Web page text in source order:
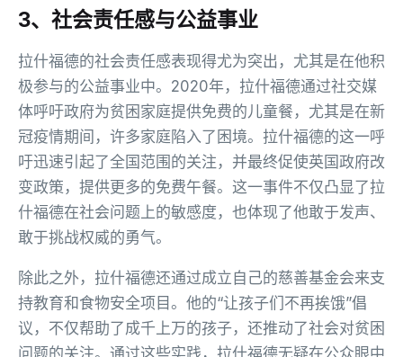
3、社会责任感与公益事业
拉什福德的社会责任感表现得尤为突出，尤其是在他积
极参与的公益事业中。2020年，拉什福德通过社交媒
体呼吁政府为贫困家庭提供免费的儿童餐，尤其是在新
冠疫情期间，许多家庭陷入了困境。拉什福德的这一呼
吁迅速引起了全国范围的关注，并最终促使英国政府改
变政策，提供更多的免费午餐。这一事件不仅凸显了拉
什福德在社会问题上的敏感度，也体现了他敢于发声、
敢于挑战权威的勇气。
除此之外，拉什福德还通过成立自己的慈善基金会来支
持教育和食物安全项目。他的“让孩子们不再挨饿”倡
议，不仅帮助了成千上万的孩子，还推动了社会对贫困
问题的关注。通过这些实践，拉什福德无疑在公众眼中